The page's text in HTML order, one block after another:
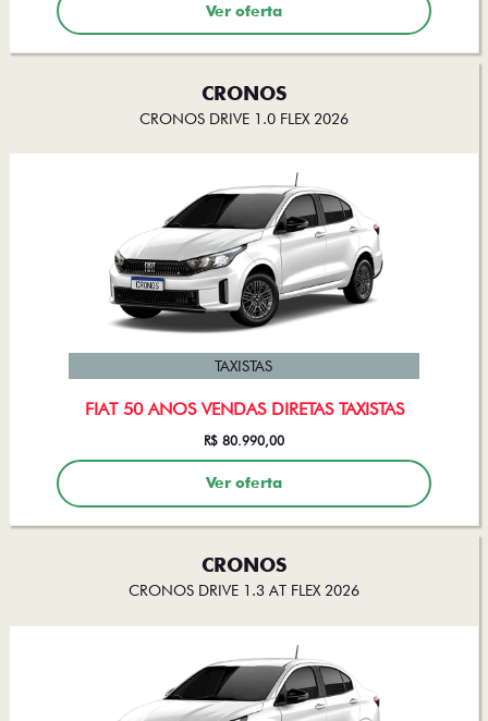
Ver oferta
CRONOS
CRONOS DRIVE 1.0 FLEX 2026
FIAT 50 ANOS VENDAS DIRETAS TAXISTAS
TAXISTAS
R$ 80.990,00
Ver oferta
CRONOS
CRONOS DRIVE 1.3 AT FLEX 2026